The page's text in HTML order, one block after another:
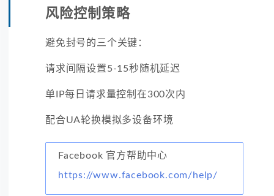
风险控制策略
避免封号的三个关键：
请求间隔设置5-15秒随机延迟
单IP每日请求量控制在300次内
配合UA轮换模拟多设备环境
Facebook 官方帮助中心
https://www.facebook.com/help/